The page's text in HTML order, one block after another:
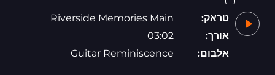
טראק:
Riverside Memories Main
אורך:
03:02
אלבום:
Guitar Reminiscence